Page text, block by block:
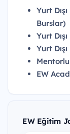
Yurt
Burslar)
Yurt
Yurt
EW
EW Eğitim